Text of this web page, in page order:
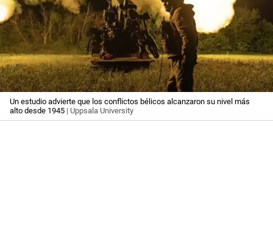
Un estudio advierte que los conflictos bélicos alcanzaron su nivel más
alto desde 1945 | Uppsala University